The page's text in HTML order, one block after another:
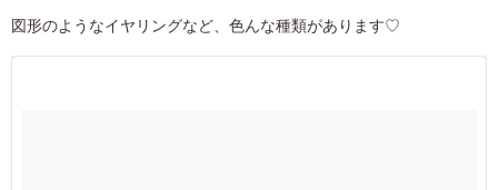
図形のようなイヤリングなど、色んな種類があります♡